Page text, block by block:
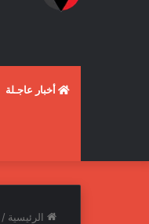
أخبار عاجـلة
الرئيسية /